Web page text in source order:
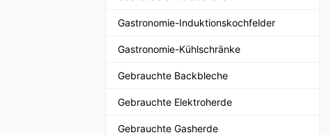
Gastronomie-Induktionskochfelder
Gastronomie-Kühlschränke
Gebrauchte Backbleche
Gebrauchte Elektroherde
Gebrauchte Gasherde